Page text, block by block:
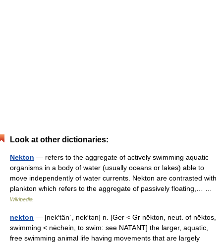
Look at other dictionaries:
Nekton — refers to the aggregate of actively swimming aquatic
organisms in a body of water (usually oceans or lakes) able to
move independently of water currents. Nekton are contrasted with
plankton which refers to the aggregate of passively floating,… …
Wikipedia
nekton — [nek′tän΄, nek′tən] n. [Ger < Gr nēkton, neut. of nēktos,
swimming < nēchein, to swim: see NATANT] the larger, aquatic,
free swimming animal life having movements that are largely